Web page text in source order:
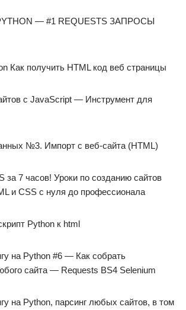
— #1 REQUESTS ЗАПРОСЫ
Как получить HTML код веб страницы
с JavaScript — Инструмент для
№3. Импорт с веб-сайта (HTML)
за 7 часов! Уроки по созданию сайтов
и CSS с нуля до профессионала
Python к html
на Python #6 — Как собрать
сайта — Requests BS4 Selenium
на Python, парсинг любых сайтов, в том